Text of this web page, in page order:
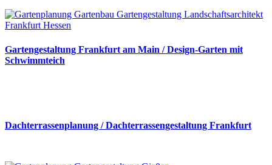
Gartengestaltung Frankfurt am Main / Design-Garten mit
Schwimmteich
Dachterrassenplanung / Dachterrassengestaltung Frankfurt